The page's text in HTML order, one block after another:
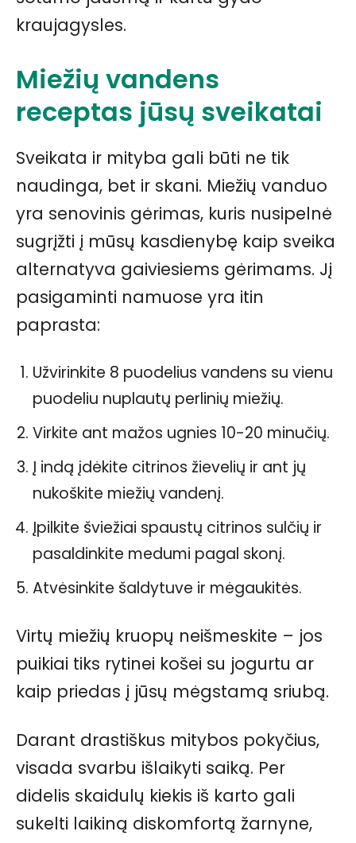
kraujagysles.
Miežių vandens
receptas jūsų sveikatai
Sveikata ir mityba gali būti ne tik
naudinga, bet ir skani. Miežių vanduo
yra senovinis gėrimas, kuris nusipelnė
sugrįžti į mūsų kasdienybę kaip sveika
alternatyva gaiviesiems gėrimams. Jį
pasigaminti namuose yra itin
paprasta:
Užvirinkite 8 puodelius vandens su vienu
puodeliu nuplautų perlinių miežių.
Virkite ant mažos ugnies 10-20 minučių.
Į indą įdėkite citrinos žievelių ir ant jų
nukoškite miežių vandenį.
Įpilkite šviežiai spaustų citrinos sulčių ir
pasaldinkite medumi pagal skonį.
Atvėsinkite šaldytuve ir mėgaukitės.
Virtų miežių kruopų neišmeskite – jos
puikiai tiks rytinei košei su jogurtu ar
kaip priedas į jūsų mėgstamą sriubą.
Darant drastiškus mitybos pokyčius,
visada svarbu išlaikyti saiką. Per
didelis skaidulų kiekis iš karto gali
sukelti laikiną diskomfortą žarnyne,